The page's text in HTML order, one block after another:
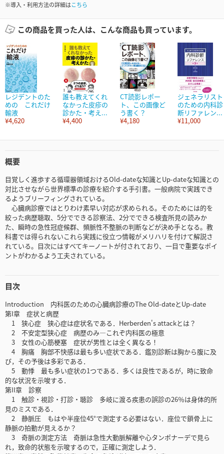
※導入・利用方法の詳細はこちら
この商品を買った人は、こんな商品も買っています。
レジデントのた
めの これだけ
輸液
¥4,620
誰も教えてくれ
なかった皮疹の
診かた・考え...
¥4,400
CT読影レポー
ト、この画像ど
う書く？
¥4,180
ジェネラリスト
のための内科診
断リファレン...
¥11,000
概要
目覚しく進歩する循環器領域おけるOld-dateな知識とUp-dateな知識との
対比させながら世界標準の診療を紹介する手引書。一般病院で実践でき
るようブリーフィングされている。
心臓病診療ではとりわけ素早い対応が求められる。そのためには的を
絞った病歴聴取、5分でできる診察法、2分でできる検査所見の読みか
た、瞬時の急性冠症候群、頻脈性不整脈の判断などが決め手となる。教
科書では得られないこれら実践に役立つ情報がメリハリを付けて解説さ
れている。目次にはすべてキーノートが付されており、一目で重要なポイ
ントがわかるよう工夫されている。
目次
Introduction 内科医のための心臓病診療のThe Old-dateとUp-date
第I章 症状と病歴
1 狭心症 狭心症は症状名である．Herberden's attackとは？
2 不安定型狭心症 病歴のみ―これぞ内科医の極意
3 女性の心筋梗塞 症状が男性とは全く異なる！
4 胸痛 胸部不快感は最も多い症状である．鑑別診断は胸から腹に及
び，その予後は多彩である．
5 動悸 最も多い症状の1つである．多くは良性であるが，時に致命
的な状況を示唆する．
第II章 診察
1 触診・視診・打診・聴診 多岐に渡る疾患の誤診の26％は身体的所
見のミスである．
2 静脈圧 もはや半座位45°で測定する必要はない．座位で鎖骨上に
静脈の拍動が見えるか？
3 奇脈の測定方法 奇脈は急性大動脈解離や心タンポナーデで見ら
れ，致命的状態を示唆するので，正確に測定しよう．